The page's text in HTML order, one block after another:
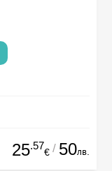
25.57
€ / 50лв.